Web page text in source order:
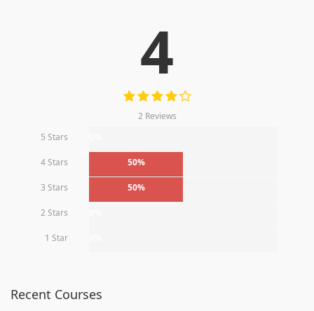
4
2 Reviews
5 Stars
4 Stars 50%
3 Stars 50%
2 Stars
1 Star
Recent Courses